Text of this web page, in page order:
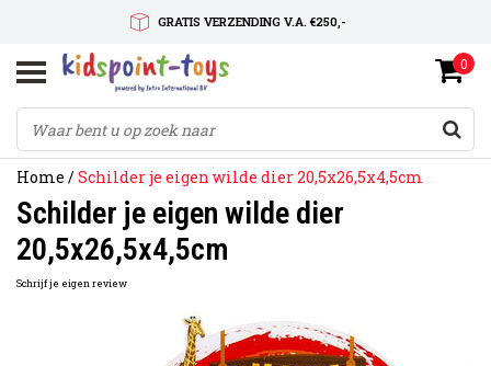
GRATIS VERZENDING V.A. €250,-
SNELLE LEVERTIJD
SERVICE OP MAAT
0
Home /Schilder je eigen wilde dier 20,5x26,5x4,5cm
Schilder je eigen wilde dier
20,5x26,5x4,5cm
Schrijf je eigen review